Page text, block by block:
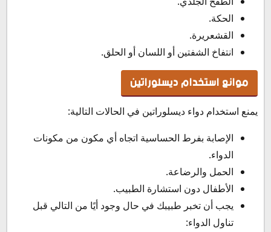
الحكة.
القشعريرة.
انتفاخ الشفتين أو اللسان أو الحلق.
موانع استخدام ديسلوراتين
يمنع استخدام دواء ديسلوراتين في الحالات التالية:
الإصابة بفرط الحساسية اتجاه أي مكون من مكونات
الدواء.
الحمل والرضاعة.
الأطفال دون استشارة الطبيب.
يجب أن تخبر طبيبك في حال وجود أيًا من التالي قبل
تناول الدواء: